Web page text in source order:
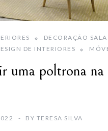
DECORAÇÃO SALA
DE INTERIORES
uma poltrona na
BY TERESA SILVA